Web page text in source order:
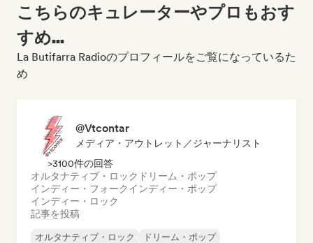
こちらのキュレーターやプロもおす
すめ...
La Butifarra Radioのプロフィールをご覧になっているた
め
@Vtcontar
メディア・アウトレット／ジャーナリスト
>3100件の回答
オルタナティブ・ロック ドリーム・ポップ
インディー・フォークインディー・ポップ
インディー・ロック
記事を投稿
オルタナティブ・ロック ドリーム・ポップ